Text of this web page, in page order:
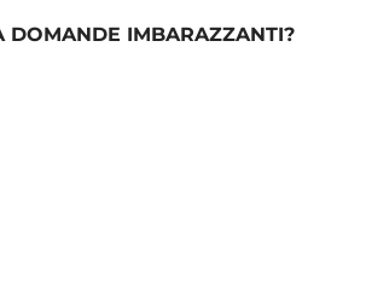
DOMANDE IMBARAZZANTI?